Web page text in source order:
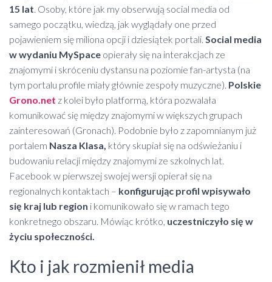
15 lat. Osoby, które jak my obserwują social media od
samego początku, wiedzą, jak wyglądały one przed
pojawieniem się miliona opcji i dziesiątek portali. Social media
w wydaniu MySpace opierały się na interakcjach ze
znajomymi i skróceniu dystansu na poziomie fan-artysta (na
tym portalu profile miały głównie zespoły muzyczne). Polskie
Grono.net z kolei było platformą, która pozwalała
komunikować się między znajomymi w większych grupach
zainteresowań (Gronach). Podobnie było z zapomnianym już
portalem Nasza Klasa, który skupiał się na odświeżaniu i
budowaniu relacji między znajomymi ze szkolnych lat.
Facebook w pierwszej swojej wersji opierał się na
regionalnych kontaktach – konfigurując profil wpisywało
się kraj lub region i komunikowało się w ramach tego
konkretnego obszaru. Mówiąc krótko, uczestniczyło się w
życiu społeczności.
Kto i jak rozmienił media